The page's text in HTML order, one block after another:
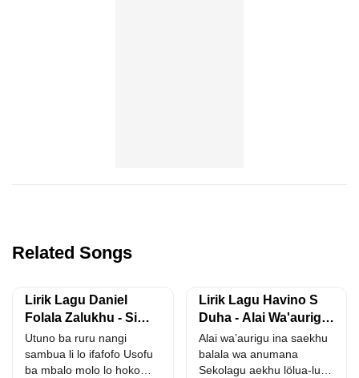
Related Songs
Lirik Lagu Daniel
Folala Zalukhu - Simoi
Moli Moli
Utuno ba ruru nangi
sambua li lo ifafofo Usofu
ba mbalo molo lo hoko
Lirik Lagu Havino S
Duha - Alai Wa'aurigu
Ina
Alai wa’aurigu ina saekhu
balala wa anumana
Sekolagu aekhu lölua-lua